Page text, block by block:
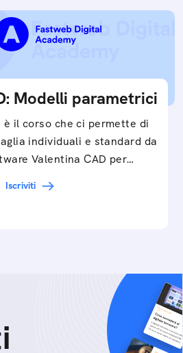
Modelli parametrici
il corso che ci permette di
individuali e standard da
Valentina CAD per…
Iscriviti